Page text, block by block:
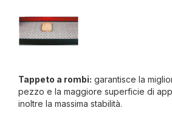
Tappeto a rombi: garantisce la
pezzo e la maggiore superficie di
inoltre la massima stabilità.